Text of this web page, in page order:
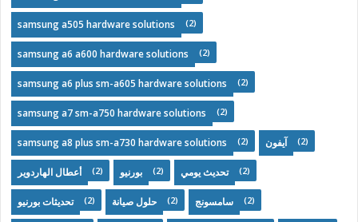
samsung a505 hardware solutions (2)
samsung a6 a600 hardware solutions (2)
samsung a6 plus sm-a605 hardware solutions (2)
samsung a7 sm-a750 hardware solutions (2)
samsung a8 plus sm-a730 hardware solutions (2) آيفون (2)
أعطال الهاردوير (2) بورنيو (2) تحديث يومي (2)
تحديثات بورنيو (2) حلول صيانة (2) سامسونج (2)